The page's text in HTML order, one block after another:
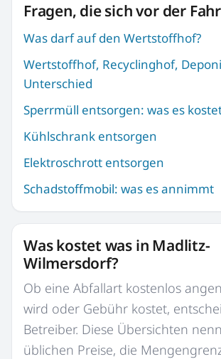
Fragen, die sich vor der
Was darf auf den Wertstoffhof?
Wertstoffhof, Recyclinghof,
Unterschied
Sperrmüll entsorgen: was es
Kühlschrank entsorgen
Elektroschrott entsorgen
Schadstoffmobil: was es annimmt
Was kostet was in Madlitz-
Wilmersdorf?
Ob eine Abfallart kostenlos
wird oder Gebühr kostet,
Betreiber. Diese Übersichten
üblichen Preise, die